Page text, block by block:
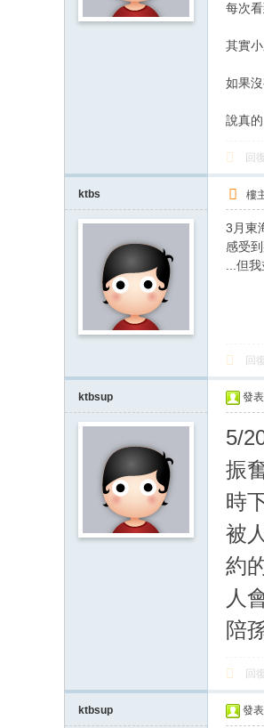
每次
其實
如果
說真
回復
ktbs 樓
3月東
感受
...但
回復
ktbsup 發
5/
振
時
被
約
人
陪
回復
ktbsup 發